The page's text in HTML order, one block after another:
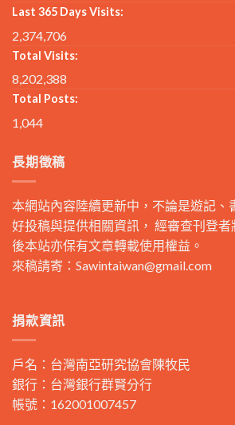
Last 365 Days Visits:
2,374,706
Total Visits:
8,202,388
Total Posts:
1,044
長期徵稿
本網站內容陸續更新中，不論是遊記、
好投稿與提供相關資訊， 經審查刊登
後本站亦保有文章轉載使用權益。
來稿請寄： Sawintaiwan@gmail.com
捐款資訊
戶名：台灣南亞研究協會陳牧民
銀行：台灣銀行群賢分行
帳號：162001007457